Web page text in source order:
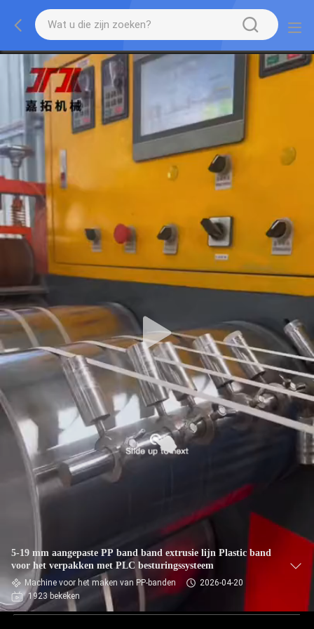
5-19 mm aangepaste PP band band extrusie lijn Plastic band
voor het verpakken met PLC besturingssysteem
Machine voor het maken van PP-banden
2026-04-20
1923 bekeken